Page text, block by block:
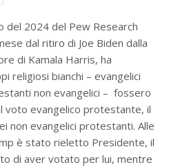
del 2024 del Pew Research
dal ritiro di Joe Biden dalla
di Kamala Harris, ha
religiosi bianchi – evangelici
non evangelici – fossero
voto evangelico protestante, il
non evangelici protestanti. Alle
è stato rieletto Presidente, il
di aver votato per lui, mentre